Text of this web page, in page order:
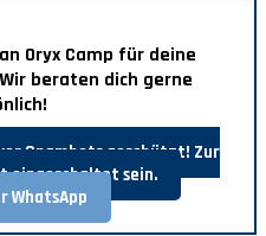
Oryx Camp für deine
beraten dich gerne
Spambots geschützt! Zur
eingeschaltet sein.
WhatsApp